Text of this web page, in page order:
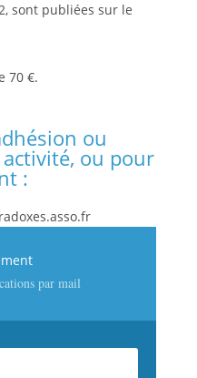
sont publiées sur le
70 €.
ou
ou pour
:
par mail